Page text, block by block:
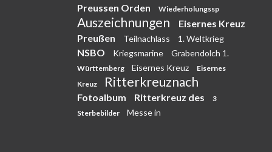
Preussen Orden
Wiederholungssp
Auszeichnungen
Eisernes Kreuz
Preußen
Teilnachlass 1. Weltkrieg
NSBO Kriegsmarine Grabendolch 1.
Württemberg Eisernes Kreuz
Eisernes
Kreuz
Ritterkreuznach
Fotoalbum Ritterkreuz des
3
Sterbebilder
Messe in